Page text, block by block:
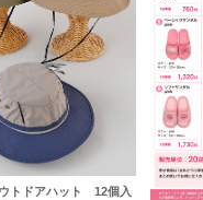
トドアハット 12個入